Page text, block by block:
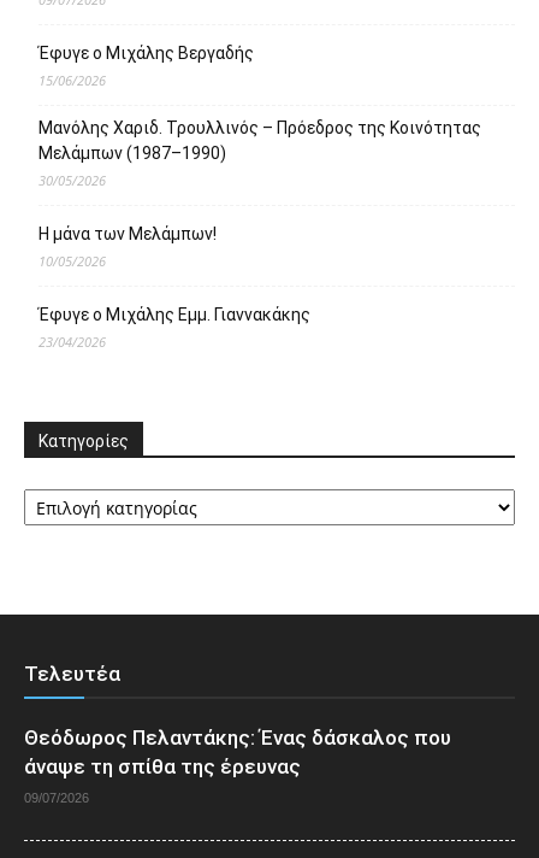
Έφυγε ο Μιχάλης Βεργαδής
15/06/2026
Μανόλης Χαριδ. Τρουλλινός – Πρόεδρος της Κοινότητας
Μελάμπων (1987–1990)
30/05/2026
Η μάνα των Μελάμπων!
10/05/2026
Έφυγε ο Μιχάλης Εμμ. Γιαννακάκης
23/04/2026
Κατηγορίες
Τελευτέα
Θεόδωρος Πελαντάκης: Ένας δάσκαλος που
άναψε τη σπίθα της έρευνας
09/07/2026